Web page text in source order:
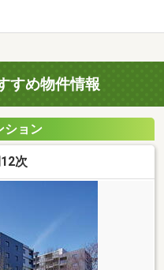
すめ物件情報
ション
次